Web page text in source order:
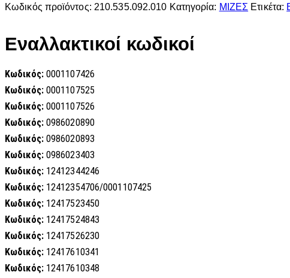
Κωδικός προϊόντος: 210.535.092.010 Κατηγορία: ΜΙΖΕΣ Ετικέτα:
Εναλλακτικοί κωδικοί
Κωδικός: 0001107426
Κωδικός: 0001107525
Κωδικός: 0001107526
Κωδικός: 0986020890
Κωδικός: 0986020893
Κωδικός: 0986023403
Κωδικός: 12412344246
Κωδικός: 12412354706/0001107425
Κωδικός: 12417523450
Κωδικός: 12417524843
Κωδικός: 12417526230
Κωδικός: 12417610341
Κωδικός: 12417610348